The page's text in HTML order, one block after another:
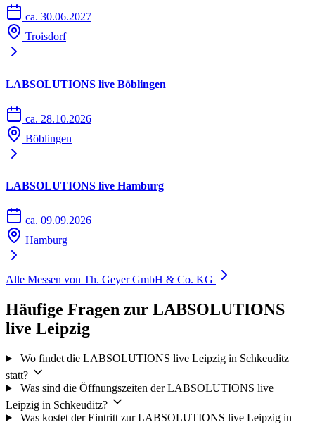
ca. 30.06.2027
Troisdorf
LABSOLUTIONS live Böblingen
ca. 28.10.2026
Böblingen
LABSOLUTIONS live Hamburg
ca. 09.09.2026
Hamburg
Alle Messen von Th. Geyer GmbH & Co. KG
Häufige Fragen zur LABSOLUTIONS
live Leipzig
Wo findet die LABSOLUTIONS live Leipzig in Schkeuditz
statt?
Was sind die Öffnungszeiten der LABSOLUTIONS live
Leipzig in Schkeuditz?
Was kostet der Eintritt zur LABSOLUTIONS live Leipzig in